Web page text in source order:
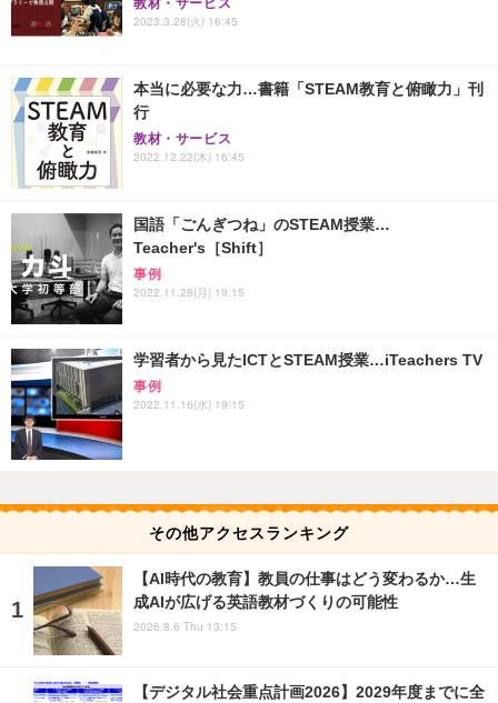
教材・サービス
2023.3.28(火) 16:45
本当に必要な力…書籍「STEAM教育と俯瞰力」刊
行
教材・サービス
2022.12.22(木) 16:45
国語「ごんぎつね」のSTEAM授業…
Teacher's［Shift］
事例
2022.11.28(月) 19:15
学習者から見たICTとSTEAM授業…iTeachers TV
事例
2022.11.16(水) 19:15
その他アクセスランキング
【AI時代の教育】教員の仕事はどう変わるか…生
成AIが広げる英語教材づくりの可能性
2026.8.6 Thu 13:15
【デジタル社会重点計画2026】2029年度までに全